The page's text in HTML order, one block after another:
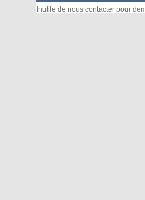
Inutile de nous contacter pour